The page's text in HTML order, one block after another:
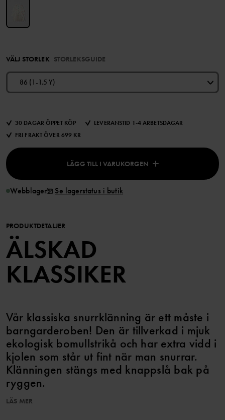
VÄLJ STORLEK STORLEKSGUIDE
86 (1-1.5 Y)
30 DAGAR ÖPPET KÖP
LEVERANSTID 1-4 ARBETSDAGAR
FRI FRAKT ÖVER 699 KR
LÄGG TILL I VARUKORGEN
Webblager Se lagerstatus i butik
PRODUKTDETALJER
ÄLSKAD
KLASSIKER
Vår klassiska snurrklänning är ett måste i
barngarderoben! Den är tillverkad i mjuk
ekologisk bomullstrikå och har extra vidd i
kjolen som står ut fint när man snurrar.
Klänningen stängs med knappslå bak på
ryggen.
LÄS MER